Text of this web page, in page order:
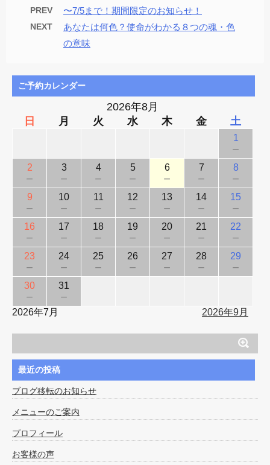
PREV 〜7/5まで！期間限定のお知らせ！
NEXT
あなたは何色？使命がわかる８つの魂・色
の意味
ご予約カレンダー
2026年8月
日
月 火 水 木 金 土
1
－
2
－
3
－
4
－
5
－
6
－
7
－
8
－
9
－
10
－
11
－
12
－
13
－
14
－
15
－
16
－
17
－
18
－
19
－
20
－
21
－
22
－
23
－
24
－
25
－
26
－
27
－
28
－
29
－
30
－
31
－
2026年7月 2026年9月
最近の投稿
ブログ移転のお知らせ
メニューのご案内
プロフィール
お客様の声